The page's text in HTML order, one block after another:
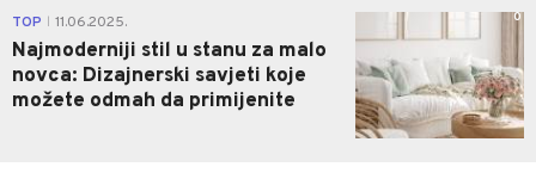
TOP 11.06.2025.
Najmoderniji stil u stanu za malo
novca: Dizajnerski savjeti koje
možete odmah da primijenite
0